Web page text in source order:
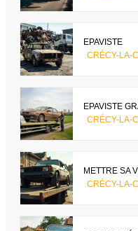
EPAVISTE
CRÉCY-LA-
EPAVISTE
CRÉCY-LA-
METTRE SA
CRÉCY-LA-